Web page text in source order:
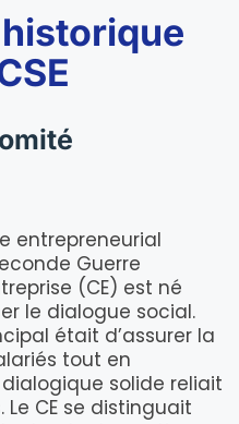
entrepreneurial
Guerre
(CE) est né
le dialogue social.
était d’assurer la
tout en
solide reliait
CE se distinguait